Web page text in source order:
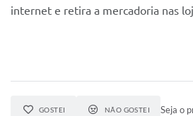
internet e retira a mercadoria nas
GOSTEI NÃO GOSTEI Seja o